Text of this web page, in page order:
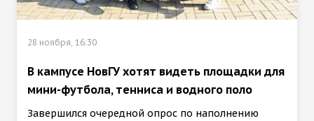
28 ноября, 16:30
В кампусе НовГУ хотят видеть площадки для
мини-футбола, тенниса и водного поло
Завершился очередной опрос по наполнению